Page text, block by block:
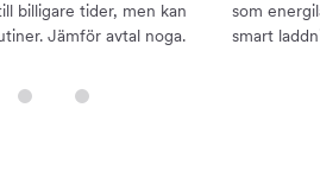
billigare tider, men kan
Jämför avtal noga.
som
smart